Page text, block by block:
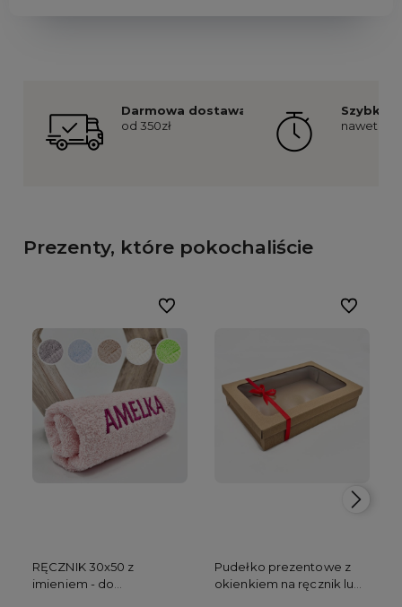
Darmowa dostawa
od 350zł
Szybka
nawet już
Prezenty, które pokochaliście
RĘCZNIK 30x50 z
imieniem - do
Do ulubionych
Pudełko prezentowe z
okienkiem na ręcznik lub
Do